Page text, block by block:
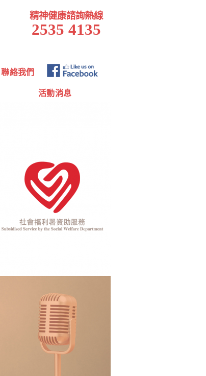
精神健康諮詢熱線
2535 4135
聯絡我們
活動消息